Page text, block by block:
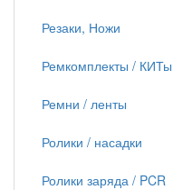
Резаки, Ножи
Ремкомплекты / КИТы
Ремни / ленты
Ролики / насадки
Ролики заряда / PCR